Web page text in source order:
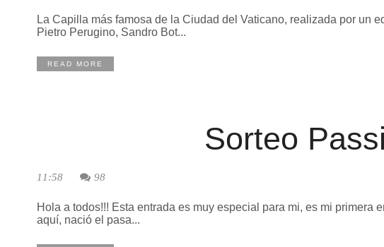
La Capilla más famosa de la Ciudad del Vaticano, realizada por un
Pietro Perugino, Sandro Bot...
READ MORE
Sorteo
11:58 98
Hola a todos!!! Esta entrada es muy especial para mi, es mi primera
aquí, nació el pasa...